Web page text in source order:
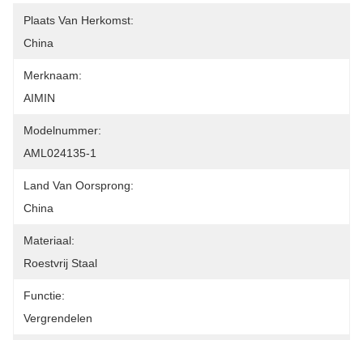
Plaats Van Herkomst:
China
Merknaam:
AIMIN
Modelnummer:
AML024135-1
Land Van Oorsprong:
China
Materiaal:
Roestvrij Staal
Functie:
Vergrendelen